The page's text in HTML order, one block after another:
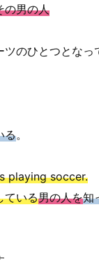
の男の人
のひとつとなっ
る。
playing soccer.
ている男の人を知